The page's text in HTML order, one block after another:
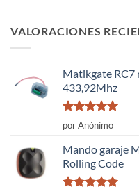
VALORACIONES
Matikgate RC7
433,92Mhz
Valorado
con
por Anónimo
Mando garaje
Rolling Code